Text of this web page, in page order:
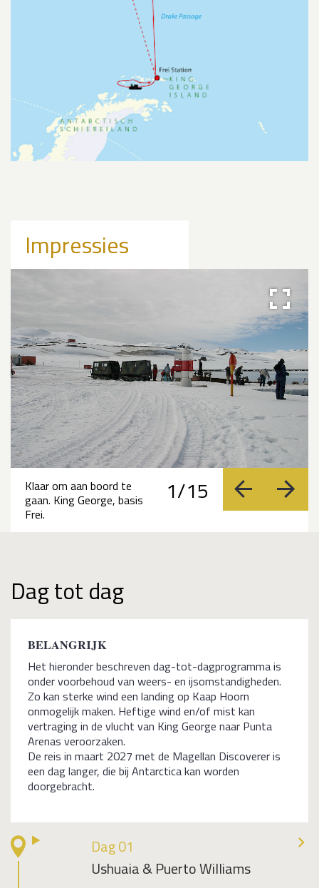
Impressies
1/15 vorige
Klaar om aan boord te
gaan. King George, basis
Frei.
Dag tot dag
BELANGRIJK
Het hieronder beschreven dag-tot-dagprogramma is
onder voorbehoud van weers- en ijsomstandigheden.
Zo kan sterke wind een landing op Kaap Hoorn
onmogelijk maken. Heftige wind en/of mist kan
vertraging in de vlucht van King George naar Punta
Arenas veroorzaken.
De reis in maart 2027 met de Magellan Discoverer is
een dag langer, die bij Antarctica kan worden
doorgebracht.
Dag 01
Ushuaia & Puerto Williams